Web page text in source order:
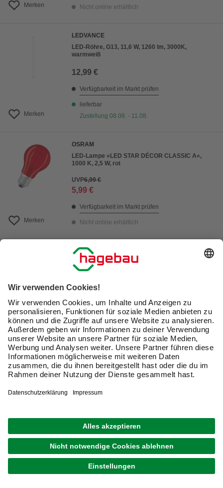
Merken Nicht online erhältlich
Merken
LEDVANCE
LED-Röhre, G13, 11,6 W, 1260 lm, 3000K,
warmweiß
12,99 €
Verfügbarkeit im Markt prüfen
lieferbar
Zustellung 08.08. - 11.08.
Merken
OSRAM
LED-Lampe »LED STAR DÉCOR CLASSIC A«,
1000 K, 2,5 W, rot
UVP6,99 €
5,99 €
Verfügbarkeit im Markt prüfen
Nicht online erhältlich
Merken
OSRAM
LED-Lampe »LED PIN G9«, 2700 K, 2,6 W,
mehrfarbig
UVP12,99 € / Paket
Verfügbarkeit im Markt prüfen
Nicht online erhältlich
1 von20
Verwandte Suchbegriffe
LED-Leuchtstoffröhre
LED Birnen dimmbar
Glühbirnen und Co. - Leuchtmittel als
wirkungsvolles Gestaltungselement